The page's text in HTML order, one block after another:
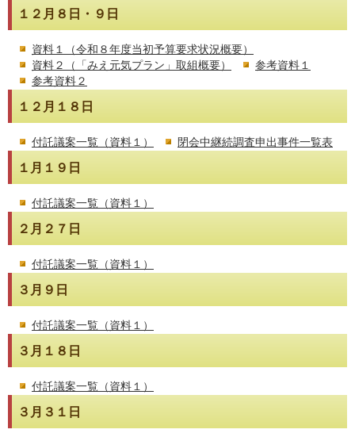
１２月８日・９日
資料１（令和８年度当初予算要求状況概要）
資料２（「みえ元気プラン」取組概要）
参考資料１
参考資料２
１２月１８日
付託議案一覧（資料１） 閉会中継続調査申出事件一覧表
１月１９日
付託議案一覧（資料１）
２月２７日
付託議案一覧（資料１）
３月９日
付託議案一覧（資料１）
３月１８日
付託議案一覧（資料１）
３月３１日